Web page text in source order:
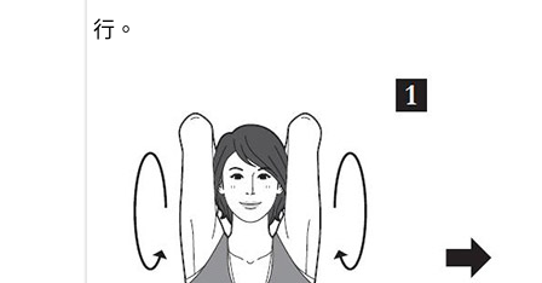
行。